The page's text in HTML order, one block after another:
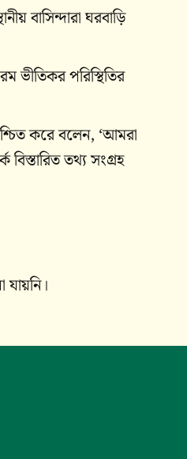
বাসিন্দারা ঘরবাড়ি
ভীতিকর পরিস্থিতির
করে বলেন, ‘আমরা
তথ্য সংগ্রহ